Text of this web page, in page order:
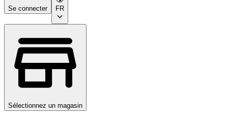
Se connecter FR
Sélectionnez un magasin